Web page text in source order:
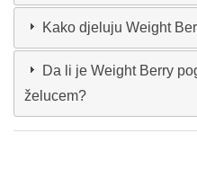
Kako djeluju Weight
Da li je Weight Berry
želucem?